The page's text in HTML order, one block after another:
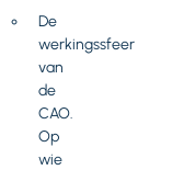
De
werkingssfeer
van
de
CAO.
Op
wie